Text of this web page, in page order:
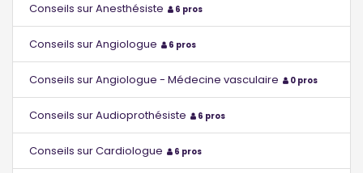
Conseils sur Anesthésiste 6 pros
Conseils sur Angiologue 6 pros
Conseils sur Angiologue - Médecine vasculaire 0 pros
Conseils sur Audioprothésiste 6 pros
Conseils sur Cardiologue 6 pros